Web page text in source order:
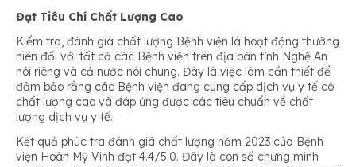
Đạt Tiêu Chí Chất Lượng Cao
Kiểm tra, đánh giá chất lượng Bệnh viện là hoạt động thường
niên đối với tất cả các Bệnh viện trên địa bàn tỉnh Nghệ An
nói riêng và cả nước nói chung. Đây là việc làm cần thiết để
đảm bảo rằng các Bệnh viện đang cung cấp dịch vụ y tế có
chất lượng cao và đáp ứng được các tiêu chuẩn về chất
lượng dịch vụ y tế.
Kết quả phúc tra đánh giá chất lượng năm 2023 của Bệnh
viện Hoàn Mỹ Vinh đạt 4.4/5.0. Đây là con số chứng minh